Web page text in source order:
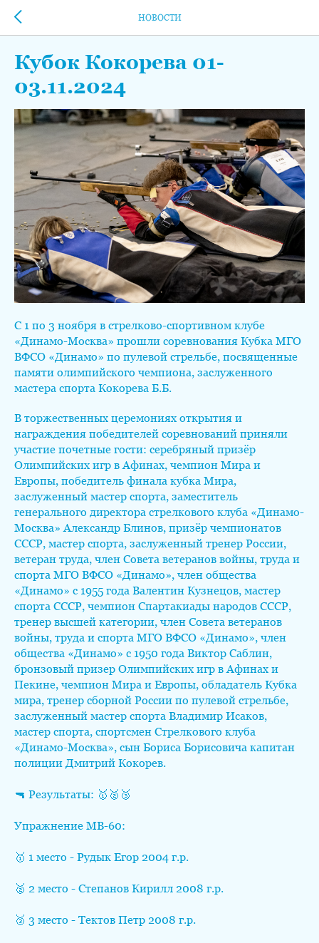
НОВОСТИ
Кубок Кокорева 01-
03.11.2024
С 1 по 3 ноября в стрелково-спортивном клубе
«Динамо-Москва» прошли соревнования Кубка МГО
ВФСО «Динамо» по пулевой стрельбе, посвященные
памяти олимпийского чемпиона, заслуженного
мастера спорта Кокорева Б.Б.
В торжественных церемониях открытия и
награждения победителей соревнований приняли
участие почетные гости: серебряный призёр
Олимпийских игр в Афинах, чемпион Мира и
Европы, победитель финала кубка Мира,
заслуженный мастер спорта, заместитель
генерального директора стрелкового клуба «Динамо-
Москва» Александр Блинов, призёр чемпионатов
СССР, мастер спорта, заслуженный тренер России,
ветеран труда, член Совета ветеранов войны, труда и
спорта МГО ВФСО «Динамо», член общества
«Динамо» с 1955 года Валентин Кузнецов, мастер
спорта СССР, чемпион Спартакиады народов СССР,
тренер высшей категории, член Совета ветеранов
войны, труда и спорта МГО ВФСО «Динамо», член
общества «Динамо» с 1950 года Виктор Саблин,
бронзовый призер Олимпийских игр в Афинах и
Пекине, чемпион Мира и Европы, обладатель Кубка
мира, тренер сборной России по пулевой стрельбе,
заслуженный мастер спорта Владимир Исаков,
мастер спорта, спортсмен Стрелкового клуба
«Динамо-Москва», сын Бориса Борисовича капитан
полиции Дмитрий Кокорев.
🔫 Результаты: 🥇🥈🥉
Упражнение МВ-60:
🥇 1 место - Рудык Егор 2004 г.р.
🥈 2 место - Степанов Кирилл 2008 г.р.
🥉 3 место - Тектов Петр 2008 г.р.